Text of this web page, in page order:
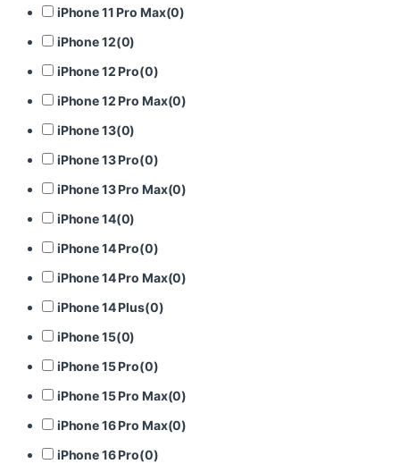
iPhone 11 Pro Max(0)
iPhone 12(0)
iPhone 12 Pro(0)
iPhone 12 Pro Max(0)
iPhone 13(0)
iPhone 13 Pro(0)
iPhone 13 Pro Max(0)
iPhone 14(0)
iPhone 14 Pro(0)
iPhone 14 Pro Max(0)
iPhone 14 Plus(0)
iPhone 15(0)
iPhone 15 Pro(0)
iPhone 15 Pro Max(0)
iPhone 16 Pro Max(0)
iPhone 16 Pro(0)